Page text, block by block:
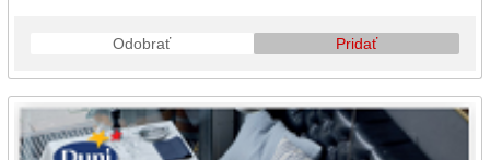
Odobrať Pridať